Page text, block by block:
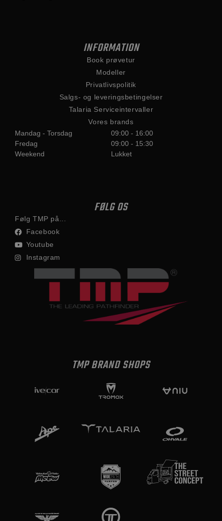
INFORMATION
Book prøvetur
Modeller
Privatlivspolitik
Salgs- og leveringsbetingelser
Talaria Serviceintervaller
Vores brands
Mandag - Torsdag
09:00 - 16:00
Fredag
09:00 - 15:30
Weekend
Lukket
FØLG OS
Følg TMP på...
Facebook
Youtube
Instagram
TMP BRAND SHOPS